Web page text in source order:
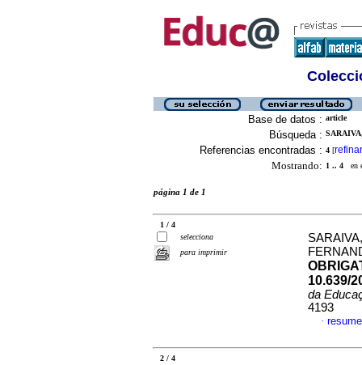
Base de datos : article
Búsqueda :
Referencias encontradas : 4 [refinar
Mostrando: 1 .. 4 en
página 1 de 1
1 / 4
selecciona
para imprimir
10.639/
da
4193
·
2 / 4